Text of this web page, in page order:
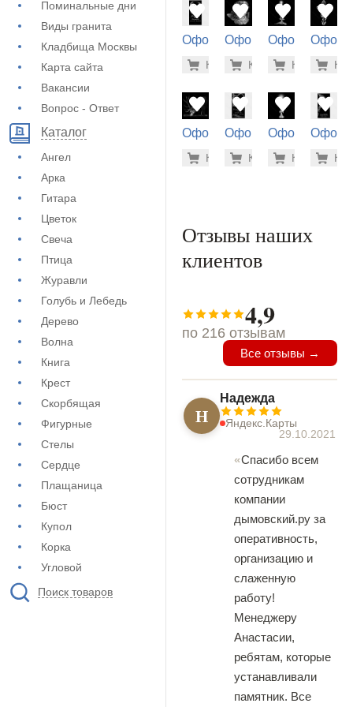
Поминальные дни
Виды гранита
Кладбища Москвы
Карта сайта
Вакансии
Вопрос - Ответ
Каталог
Ангел
Арка
Гитара
Цветок
Свеча
Птица
Журавли
Голубь и Лебедь
Дерево
Волна
Книга
Крест
Скорбящая
Фигурные
Стелы
Сердце
Плащаница
Бюст
Купол
Корка
Угловой
Поиск товаров
Оформление
(72-806)
-7% 5.600
Купить
Оформление
(71-576)
-7%
Купить
Оформление
(71-136)
-
Купить(71-
Оформление
(73-596)
-7% 900 руб.
Купить
Оформление
(72-826)
-7%
Купить
Оформление
(71-140)
-
Купить(72-
Отзывы наших
клиентов
4,9
по 216 отзывам
Все отзывы →
Н
Надежда
Яндекс.Карты
29.10.2021
Спасибо всем
сотрудникам
компании
дымовский.ру за
оперативность,
организацию и
слаженную
работу!
Менеджеру
Анастасии,
ребятам, которые
устанавливали
памятник. Все